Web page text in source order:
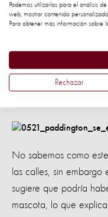
Este curioso osito fue
santuario de osos,
Al llegar a su nuevo
médico antes de ser
No sabemos como
las calles, sin
sugiere que podría
mascota, lo que
Podemos utilizarlas para el análisis
web, mostrar contenido
Para obtener más información sobre
Rechazar